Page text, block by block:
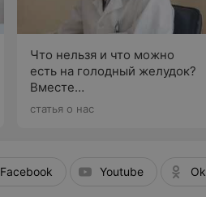
Что нельзя и что можно
есть на голодный желудок?
Вместе
с гастроэнтерологом
статья о нас
Facebook Youtube Ok